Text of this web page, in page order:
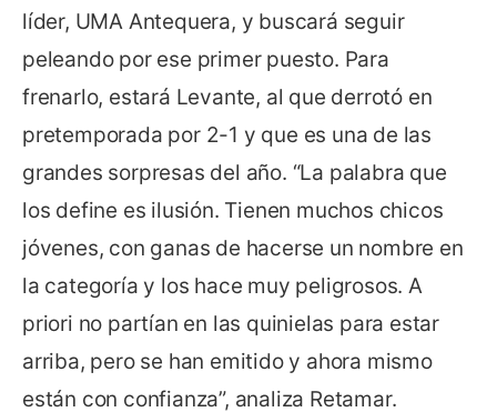
líder, UMA Antequera, y buscará seguir
peleando por ese primer puesto. Para
frenarlo, estará Levante, al que derrotó en
pretemporada por 2-1 y que es una de las
grandes sorpresas del año. “La palabra que
los define es ilusión. Tienen muchos chicos
jóvenes, con ganas de hacerse un nombre en
la categoría y los hace muy peligrosos. A
priori no partían en las quinielas para estar
arriba, pero se han emitido y ahora mismo
están con confianza”, analiza Retamar.